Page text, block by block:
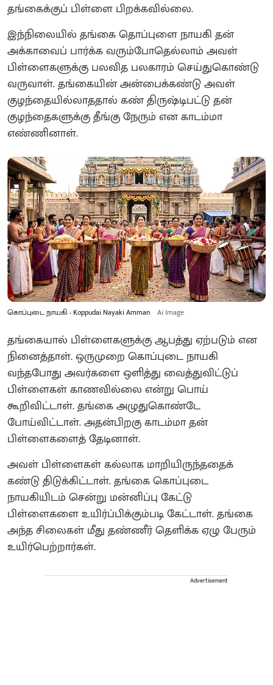
தங்கைக்குப் பிள்ளை பிறக்கவில்லை‌.
இந்நிலையில் தங்கை தொப்புளை நாயகி தன்
அக்காவைப் பார்க்க வரும்போதெல்லாம் அவள்
பிள்ளைகளுக்கு பலவித பலகாரம் செய்துகொண்டு
வருவாள். தங்கையின் அன்பைக்கண்டு அவள்
குழந்தையில்லாததால் கண் திருஷ்டிபட்டு தன்
குழந்தைகளுக்கு தீங்கு நேரும் என காடம்மா
எண்ணினாள்.
கொப்புடை நாயகி - Koppudai Nayaki Amman Ai Image
தங்கையால் பிள்ளைகளுக்கு ஆபத்து ஏற்படும் என
நினைத்தாள்‌. ஒருமுறை கொப்புடை நாயகி
வந்தபோது அவர்களை ஒளித்து வைத்துவிட்டுப்
பிள்ளைகள் காணவில்லை என்று பொய்
கூறிவிட்டாள். தங்கை அழுதுகொண்டே
போய்விட்டாள். அதன்பிறகு காடம்மா தன்
பிள்ளைகளைத் தேடினாள்.‌
அவள் பிள்ளைகள் கல்லாக மாறியிருந்ததைக்
கண்டு திடுக்கிட்டாள். தங்கை கொப்புடை
நாயகியிடம் சென்று மன்னிப்பு கேட்டு
பிள்ளைகளை உயிர்ப்பிக்கும்படி கேட்டாள். தங்கை
அந்த சிலைகள் மீது தண்ணீர் தெளிக்க ஏழு பேரும்
உயிர்பெற்றார்கள்.
Advertisement